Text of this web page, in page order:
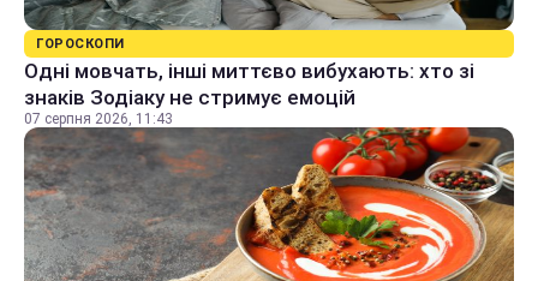
ГОРОСКОПИ
Одні мовчать, інші миттєво вибухають: хто зі
знаків Зодіаку не стримує емоцій
07 серпня 2026, 11:43